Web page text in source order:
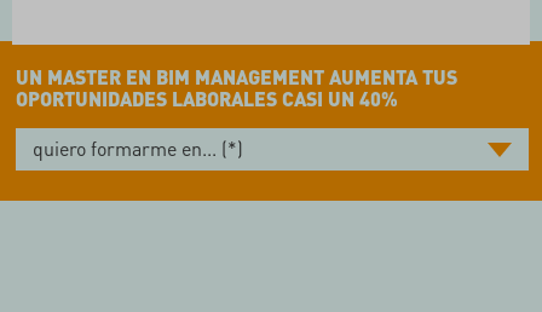
UN MASTER EN BIM MANAGEMENT AUMENTA TUS
OPORTUNIDADES LABORALES CASI UN 40%